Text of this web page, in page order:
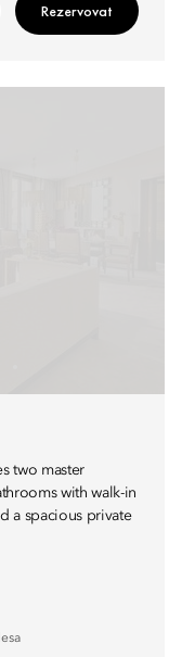
Rezervovat
two master
with walk-in
a spacious private